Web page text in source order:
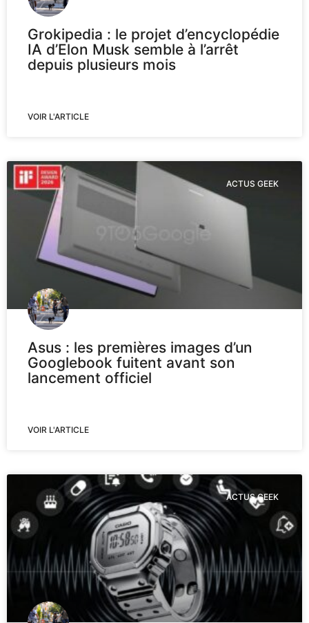
Grokipedia : le projet d’encyclopédie
IA d’Elon Musk semble à l’arrêt
depuis plusieurs mois
VOIR L'ARTICLE
ACTUS GEEK
Asus : les premières images d’un
Googlebook fuitent avant son
lancement officiel
VOIR L'ARTICLE
ACTUS GEEK